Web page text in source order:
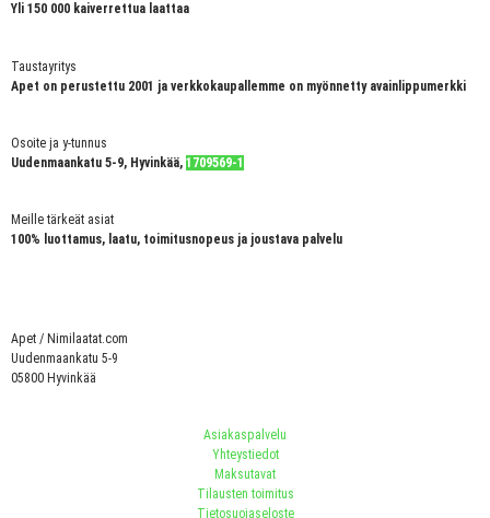
Yli 150 000 kaiverrettua laattaa
Taustayritys
Apet on perustettu 2001 ja verkkokaupallemme on myönnetty avainlippumerkki
Osoite ja y-tunnus
Uudenmaankatu 5-9, Hyvinkää, 1709569-1
Meille tärkeät asiat
100% luottamus, laatu, toimitusnopeus ja joustava palvelu
Apet / Nimilaatat.com
Uudenmaankatu 5-9
05800 Hyvinkää
Asiakaspalvelu
Yhteystiedot
Maksutavat
Tilausten toimitus
Tietosuojaseloste